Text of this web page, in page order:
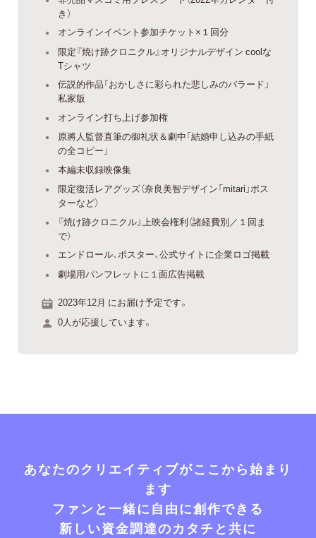
き）
オンラインイベント参加チケット×１回分
限定『焼け跡クロニクル』オリジナルデザイン coolな
Tシャツ
伝説的作品「おかしさに彩られた悲しみのバラード」
私家版
オンライン打ち上げ参加権
原將人監督直筆の御礼状＆劇中「結婚申し込みの手紙
の全コピー」
本編未収録映像集
限定復活レアグッズ（奈良美智デザイン「mitari」ポス
ターなど）
『焼け跡クロニクル』上映会権利（諸経費別／１回ま
で）
エンドロール、ポスター、公式サイトに企業ロゴ掲載
劇場用パンフレットに１面広告掲載
2023年12月 にお届け予定です。
0人が応援しています。
あなたのクリエイティブがここから始まり
ます
ファンと一緒に自由に創作できる
新しい資金調達のカタチと共に